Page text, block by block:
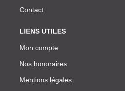
Contact
LIENS UTILES
Mon compte
Nos honoraires
Mentions légales